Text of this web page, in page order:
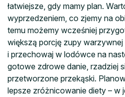
łatwiejsze, gdy mamy plan.
wyprzedzeniem, co zjemy na
temu możemy wcześniej
większą porcję zupy
i przechowaj w lodówce na
gotowe zdrowe danie, rzadziej
przetworzone przekąski.
lepsze zróżnicowanie diety – w